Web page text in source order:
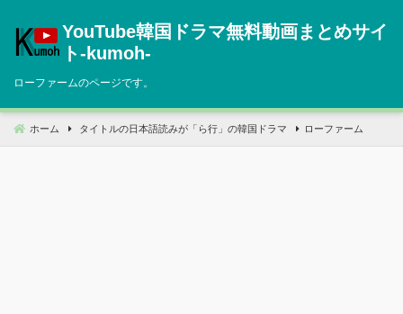
へ
動
YouTube韓国ドラマ無料動画まとめサイ
ト‐kumoh‐
ローファームのページです。
ホーム タイトルの日本語読みが「ら行」の韓国ドラマ ローファーム